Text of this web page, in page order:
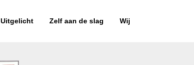
Uitgelicht Zelf aan de slag Wij